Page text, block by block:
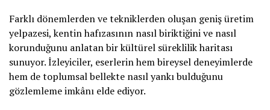
Farklı dönemlerden ve tekniklerden oluşan geniş üretim
yelpazesi, kentin hafızasının nasıl biriktiğini ve nasıl
korunduğunu anlatan bir kültürel süreklilik haritası
sunuyor. İzleyiciler, eserlerin hem bireysel deneyimlerde
hem de toplumsal bellekte nasıl yankı bulduğunu
gözlemleme imkânı elde ediyor.